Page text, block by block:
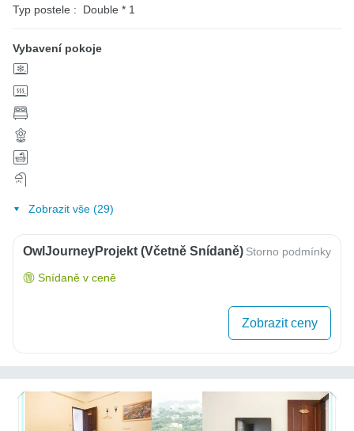
Typ postele : Double * 1
Vybavení pokoje
Zobrazit vše (29)
OwlJourneyProjekt (včetně Snídaně) Storno podmínky
Snídaně v ceně
Zobrazit ceny